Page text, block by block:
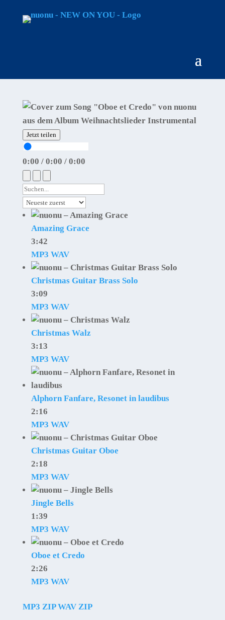
Jetzt teilen
0:00 / 0:00 / 0:00
Amazing Grace
3:42
MP3 WAV
Christmas Guitar Brass Solo
3:09
MP3 WAV
Christmas Walz
3:13
MP3 WAV
Alphorn Fanfare, Resonet in laudibus
2:16
MP3 WAV
Christmas Guitar Oboe
2:18
MP3 WAV
Jingle Bells
1:39
MP3 WAV
Oboe et Credo
2:26
MP3 WAV
MP3 ZIP WAV ZIP